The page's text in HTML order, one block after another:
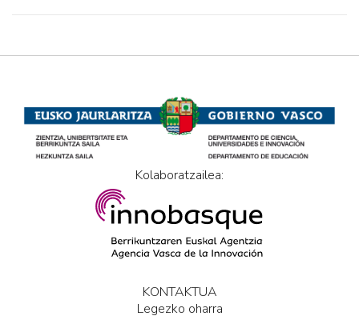
Kolaboratzailea:
KONTAKTUA
Legezko oharra